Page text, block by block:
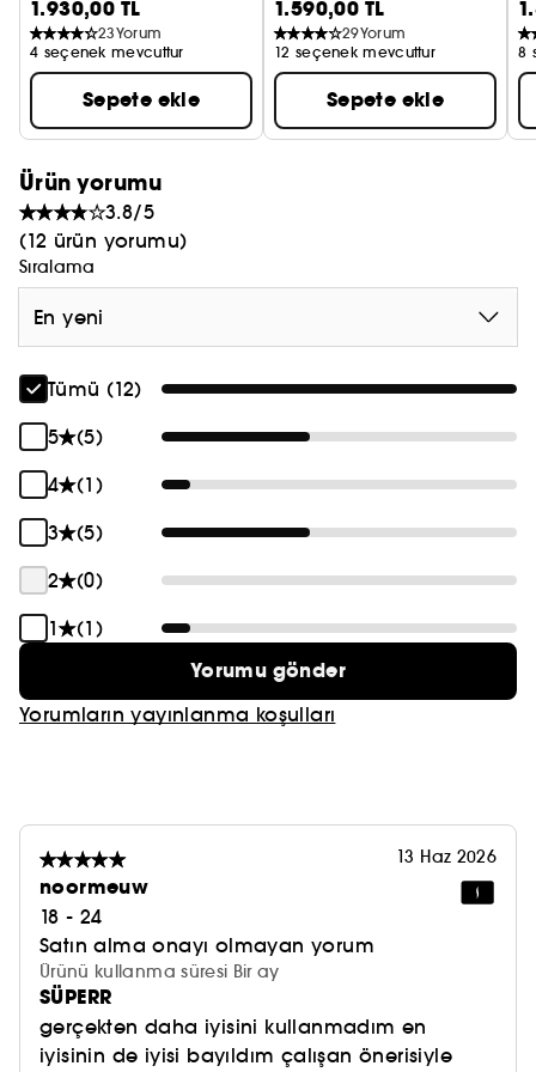
1.930,00 TL
23Yorum
4 seçenek mevcuttur
Sepete ekle
Seyahat Boy Kapatıcı
1.590,00 TL
29Yorum
12 seçenek mevcuttur
Sepete ekle
8
Ürün yorumu
3.8/5
(12 ürün yorumu)
Sıralama
En yeni
Tümü (12)
5
(5)
4
(1)
3
(5)
2
(0)
1
(1)
Yorumu gönder
Yorumların yayınlanma koşulları
13 Haz 2026
noormeuw
18 - 24
Satın alma onayı olmayan yorum
Ürünü kullanma süresi Bir ay
SÜPERR
gerçekten daha iyisini kullanmadım en
iyisinin de iyisi bayıldım çalışan önerisiyle